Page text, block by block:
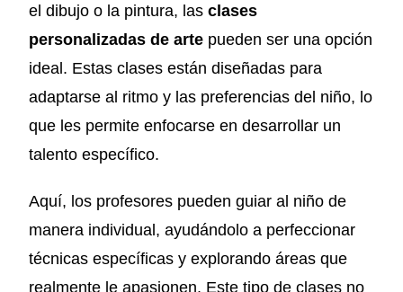
el dibujo o la pintura, lasclases
personalizadas de arte pueden ser una opción
ideal. Estas clases están diseñadas para
adaptarse al ritmo y las preferencias del niño, lo
que les permite enfocarse en desarrollar un
talento específico.
Aquí, los profesores pueden guiar al niño de
manera individual, ayudándolo a perfeccionar
técnicas específicas y explorando áreas que
realmente le apasionen. Este tipo de clases no